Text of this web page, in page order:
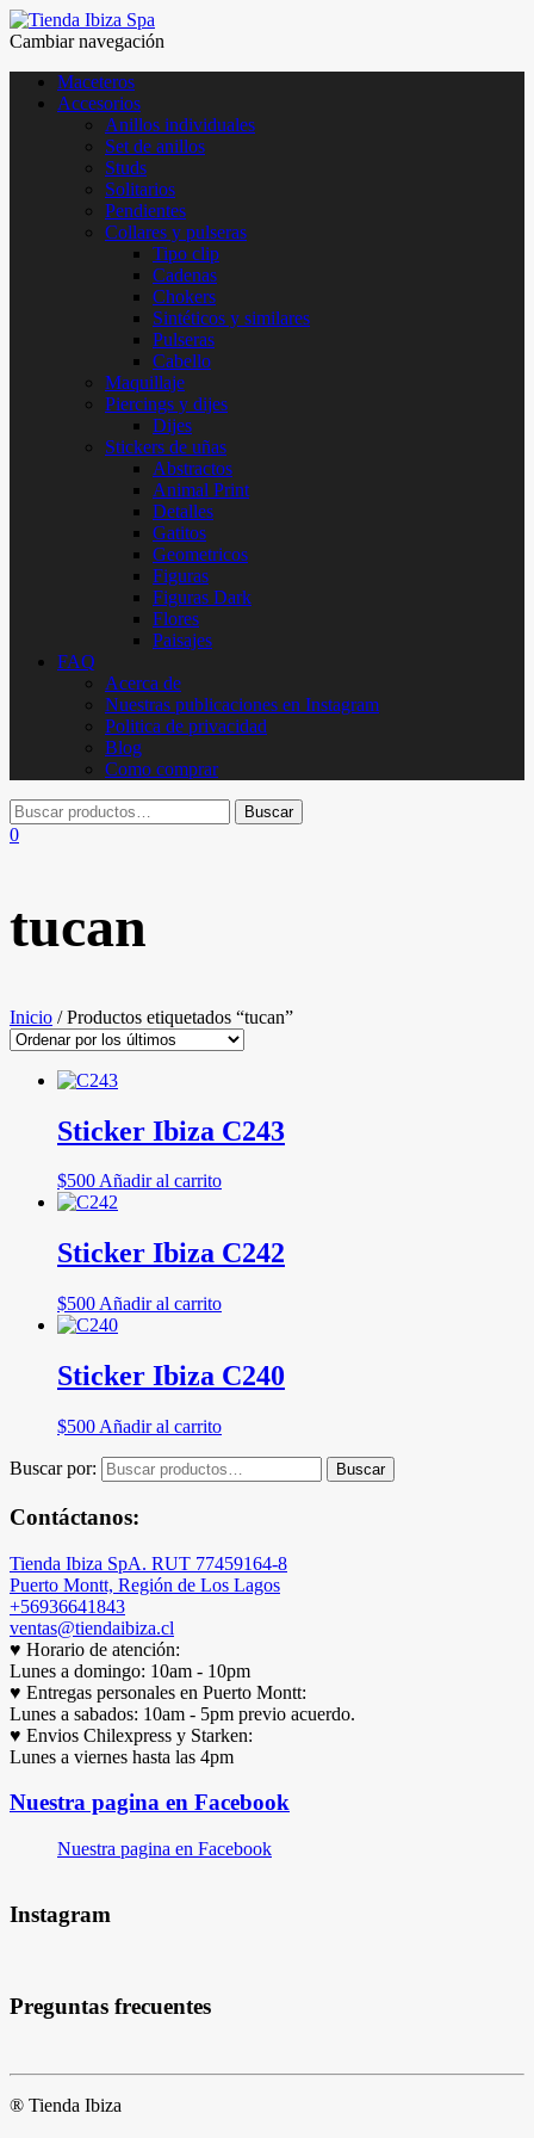
Cambiar navegación
Maceteros
Accesorios
Anillos individuales
Set de anillos
Studs
Solitarios
Pendientes
Collares y pulseras
Tipo clip
Cadenas
Chokers
Sintéticos y similares
Pulseras
Cabello
Maquillaje
Piercings y dijes
Dijes
Stickers de uñas
Abstractos
Animal Print
Detalles
Gatitos
Geometricos
Figuras
Figuras Dark
Flores
Paisajes
FAQ
Acerca de
Nuestras publicaciones en Instagram
Politica de privacidad
Blog
Como comprar
0
tucan
Inicio / Productos etiquetados “tucan”
Sticker Ibiza C243
$500Añadir al carrito
Sticker Ibiza C242
$500 Añadir al carrito
Sticker Ibiza C240
$500 Añadir al carrito
Buscar por: Buscar
Contáctanos:
Tienda Ibiza SpA. RUT 77459164-8
Puerto Montt, Región de Los Lagos
+56936641843
ventas@tiendaibiza.cl
♥ Horario de atención:
Lunes a domingo: 10am - 10pm
♥ Entregas personales en Puerto Montt:
Lunes a sabados: 10am - 5pm previo acuerdo.
♥ Envios Chilexpress y Starken:
Lunes a viernes hasta las 4pm
Nuestra pagina en Facebook
Nuestra pagina en Facebook
Instagram
Preguntas frecuentes
® Tienda Ibiza